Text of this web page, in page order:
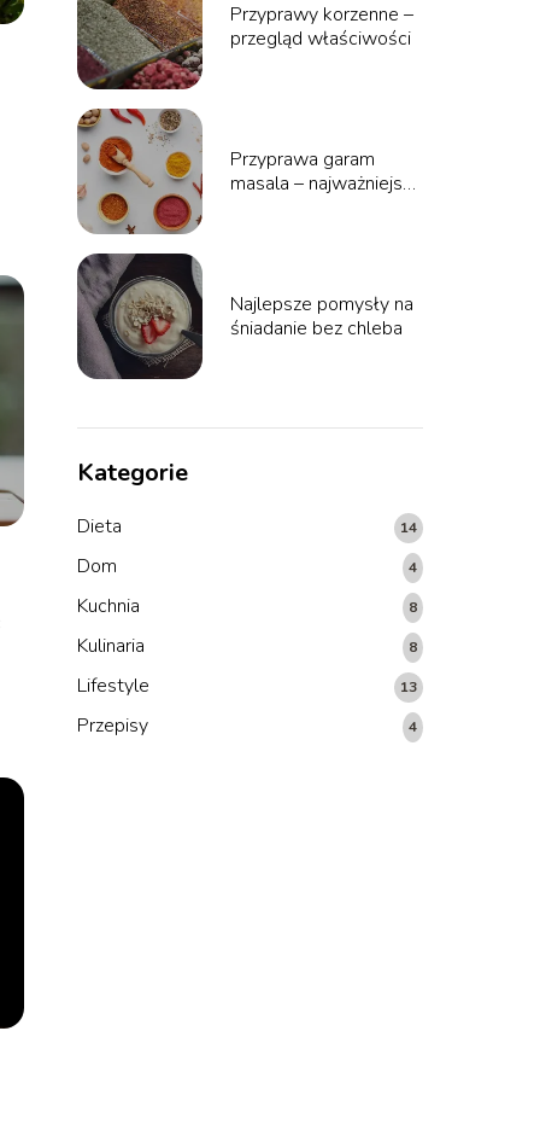
Przyprawy korzenne –
przegląd właściwości
Przyprawa garam
masala – najważniejsze
Najlepsze pomysły na
śniadanie bez chleba
Kategorie
Dieta 14
Dom 4
Kuchnia 8
Kulinaria 8
Lifestyle 13
Przepisy 4